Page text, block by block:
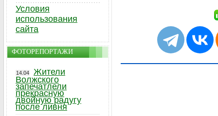
Условия
использования
сайта
ФОТОРЕПОРТАЖИ
14.04
Жители
Волжского
запечатлели
прекрасную
двойную радугу
после ливня